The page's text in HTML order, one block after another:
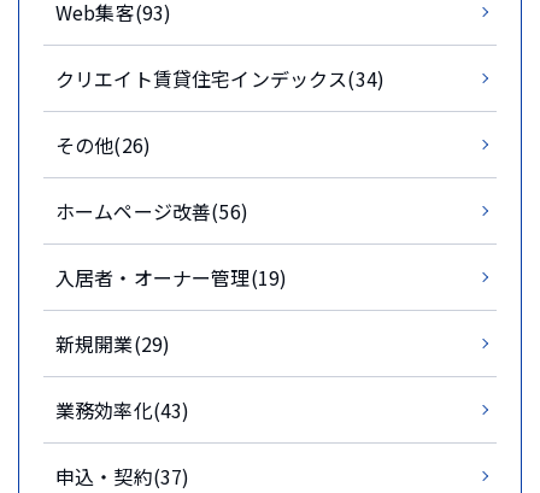
Web集客(93)
クリエイト賃貸住宅インデックス(34)
その他(26)
ホームページ改善(56)
入居者・オーナー管理(19)
新規開業(29)
業務効率化(43)
申込・契約(37)